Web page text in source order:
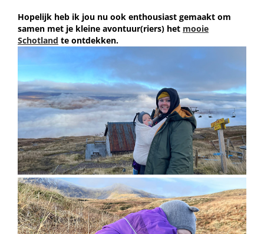
Hopelijk heb ik jou nu ook enthousiast gemaakt om
samen met je kleine avontuur(riers) het mooie
Schotland te ontdekken.